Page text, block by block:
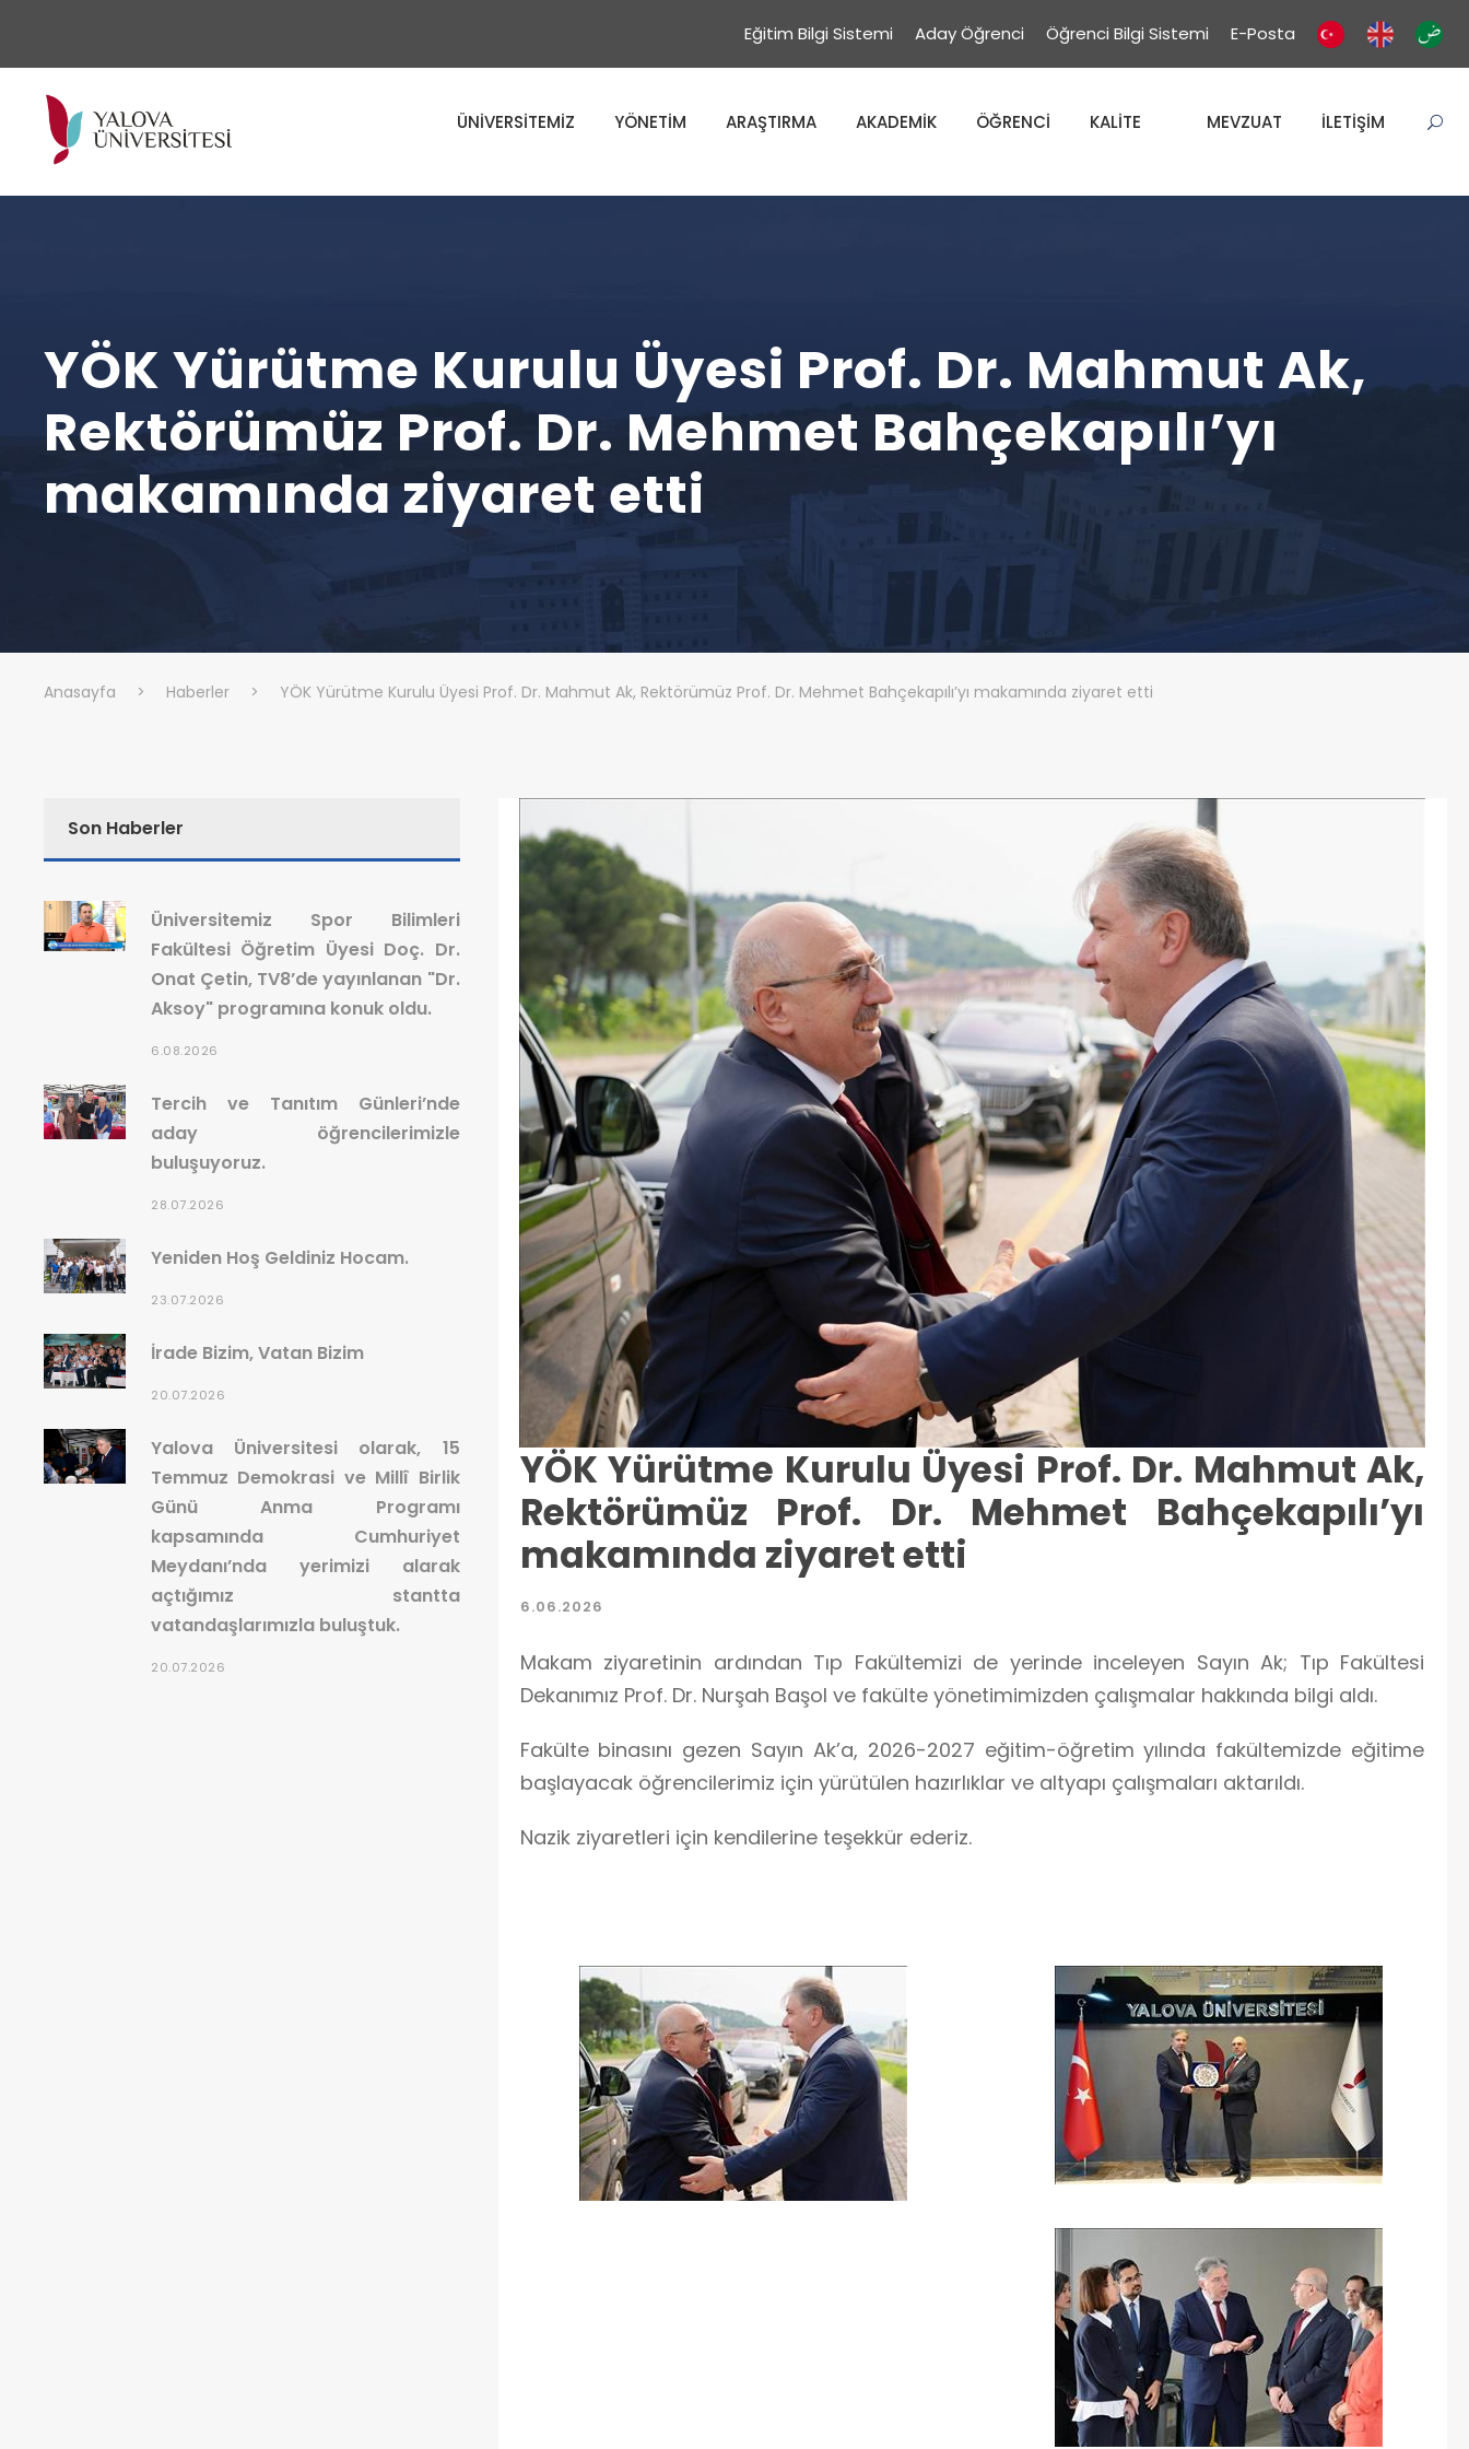
Eğitim Bilgi Sistemi Aday Öğrenci Öğrenci Bilgi Sistemi E-Posta
ÜNİVERSİTEMİZ YÖNETİM ARAŞTIRMA AKADEMİK ÖĞRENCİ KALİTE MEVZUAT İLETİŞİM
YÖK Yürütme Kurulu Üyesi Prof. Dr. Mahmut Ak,
Rektörümüz Prof. Dr. Mehmet Bahçekapılı’yı
makamında ziyaret etti
Anasayfa > Haberler > YÖK Yürütme Kurulu Üyesi Prof. Dr. Mahmut Ak, Rektörümüz Prof. Dr. Mehmet Bahçekapılı’yı makamında ziyaret etti
YÖK Yürütme Kurulu Üyesi Prof. Dr. Mahmut Ak,
Rektörümüz Prof. Dr. Mehmet Bahçekapılı’yı
makamında ziyaret etti
6.06.2026
Makam ziyaretinin ardından Tıp Fakültemizi de yerinde inceleyen Sayın Ak; Tıp Fakültesi
Dekanımız Prof. Dr. Nurşah Başol ve fakülte yönetimimizden çalışmalar hakkında bilgi aldı.
Fakülte binasını gezen Sayın Ak’a, 2026-2027 eğitim-öğretim yılında fakültemizde eğitime
başlayacak öğrencilerimiz için yürütülen hazırlıklar ve altyapı çalışmaları aktarıldı.
Nazik ziyaretleri için kendilerine teşekkür ederiz.
Son Haberler
Üniversitemiz Spor Bilimleri
Fakültesi Öğretim Üyesi Doç. Dr.
Onat Çetin, TV8’de yayınlanan "Dr.
Aksoy" programına konuk oldu.
6.08.2026
Tercih ve Tanıtım Günleri’nde
aday öğrencilerimizle
buluşuyoruz.
28.07.2026
Yeniden Hoş Geldiniz Hocam.
23.07.2026
İrade Bizim, Vatan Bizim
20.07.2026
Yalova Üniversitesi olarak, 15
Temmuz Demokrasi ve Millî Birlik
Günü Anma Programı
kapsamında Cumhuriyet
Meydanı’nda yerimizi alarak
açtığımız stantta
vatandaşlarımızla buluştuk.
20.07.2026